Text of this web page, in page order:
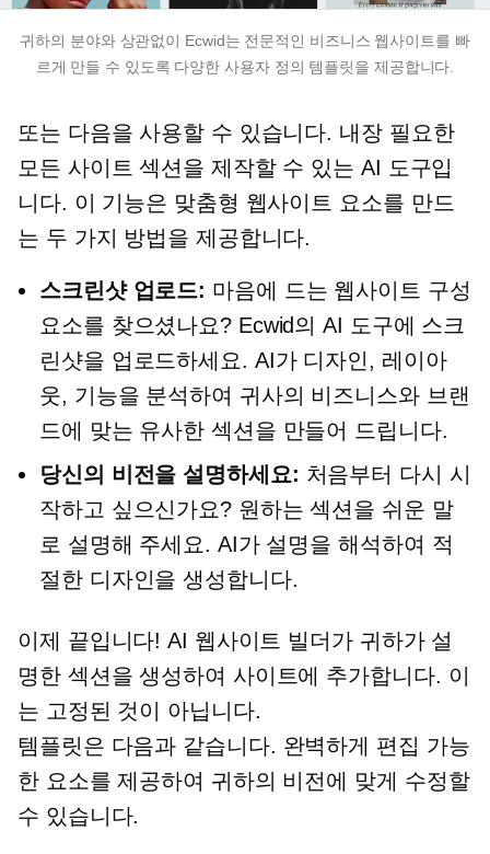
귀하의 분야와 상관없이 Ecwid는 전문적인 비즈니스 웹사이트를 빠
르게 만들 수 있도록 다양한 사용자 정의 템플릿을 제공합니다.
또는 다음을 사용할 수 있습니다. 내장필요한
모든 사이트 섹션을 제작할 수 있는 AI 도구입
니다. 이 기능은 맞춤형 웹사이트 요소를 만드
는 두 가지 방법을 제공합니다.
스크린샷 업로드: 마음에 드는 웹사이트 구성
요소를 찾으셨나요? Ecwid의 AI 도구에 스크
린샷을 업로드하세요. AI가 디자인, 레이아
웃, 기능을 분석하여 귀사의 비즈니스와 브랜
드에 맞는 유사한 섹션을 만들어 드립니다.
당신의 비전을 설명하세요: 처음부터 다시 시
작하고 싶으신가요? 원하는 섹션을 쉬운 말
로 설명해 주세요. AI가 설명을 해석하여 적
절한 디자인을 생성합니다.
이제 끝입니다! AI 웹사이트 빌더가 귀하가 설
명한 섹션을 생성하여 사이트에 추가합니다. 이
는 고정된 것이 아닙니다.
템플릿은 다음과 같습니다. 완벽하게 편집 가능
한 요소를 제공하여 귀하의 비전에 맞게 수정할
수 있습니다.